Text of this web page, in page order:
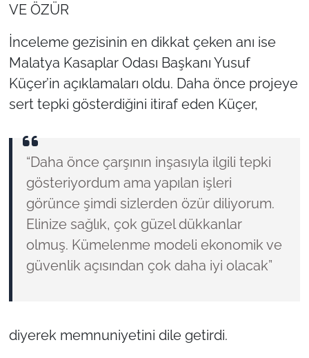
VE ÖZÜR
İnceleme gezisinin en dikkat çeken anı ise
Malatya Kasaplar Odası Başkanı Yusuf
Küçer’in açıklamaları oldu. Daha önce projeye
sert tepki gösterdiğini itiraf eden Küçer,
“Daha önce çarşının inşasıyla ilgili tepki
gösteriyordum ama yapılan işleri
görünce şimdi sizlerden özür diliyorum.
Elinize sağlık, çok güzel dükkanlar
olmuş. Kümelenme modeli ekonomik ve
güvenlik açısından çok daha iyi olacak”
diyerek memnuniyetini dile getirdi.